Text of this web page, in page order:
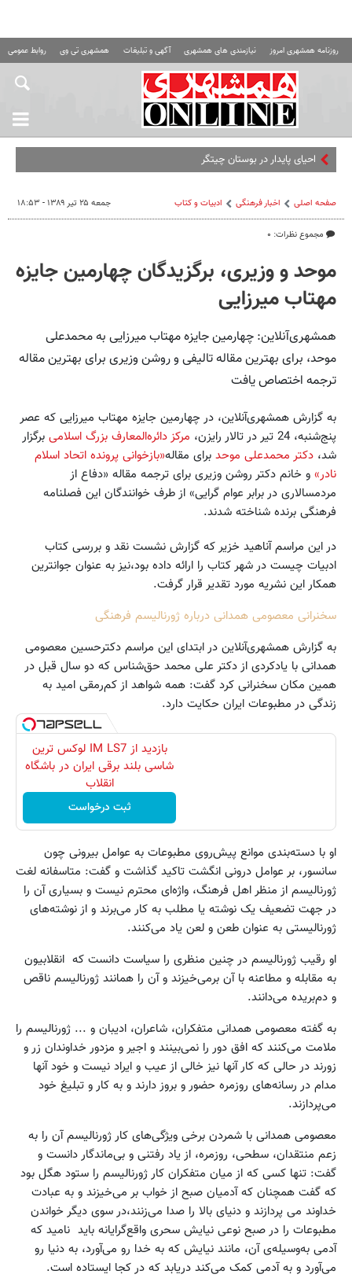
روزنامه همشهری امروز نیازمندی های همشهری آگهی و تبلیغات همشهری تی وی روابط عمومی
صفحه اصلی اخبار فرهنگی ادبیات و کتاب
مجموع نظرات: ۰
جمعه ۲۵ تیر ۱۳۸۹ - ۱۸:۵۳
موحد و وزیری، برگزیدگان چهارمین جایزه
مهتاب میرزایی
همشهری‌آنلاین: چهارمین جایزه مهتاب میرزایی به محمدعلی
موحد، برای بهترین مقاله تالیفی و روشن وزیری برای بهترین مقاله
ترجمه‌ اختصاص یافت
به گزارش همشهری‌آنلاین، در چهارمین جایزه مهتاب میرزایی که عصر
پنج‌شنبه، 24 تیر در تالار رایزن،
مرکز دائره‌المعارف بزرگ اسلامی برگزار
شد، دکتر محمدعلی موحد برای مقاله«بازخوانی پرونده اتحاد اسلام
نادر» و خانم دکتر روشن وزیری برای ترجمه مقاله «دفاع از
مردمسالاری در برابر عوام گرایی» از طرف خوانندگان این فصلنامه
فرهنگی برنده شناخته شدند.
در این مراسم آناهید خزیر که گزارش نشست نقد و بررسی کتاب
ادبیات چیست در شهر کتاب را ارائه داده بود،نیز به عنوان جوانترین
همکار این نشریه مورد تقدیر قرار گرفت.
سخنرانی معصومی همدانی درباره ژورنالیسم فرهنگی
به گزارش همشهری‌آنلاین در ابتدای این مراسم دکترحسین معصومی
همدانی با یادکردی از دکتر علی محمد حق‌شناس که دو سال قبل در
همین مکان سخنرانی کرد گفت: همه شواهد از کم‌رمقی امید به
زندگی در مطبوعات ایران حکایت دارد.
بازدید از IM LS7 لوکس ترین
شاسی بلند برقی ایران در باشگاه
انقلاب
ثبت درخواست
او با دسته‌بندی موانع پیش‌روی مطبوعات به عوامل بیرونی چون
سانسور، بر عوامل درونی انگشت تاکید گذاشت و گفت: متاسفانه لغت
ژورنالیسم از منظر اهل فرهنگ،‌ واژه‌ای محترم نیست و بسیاری آن را
در جهت تضعیف یک نوشته یا مطلب به کار می‌برند و از نوشته‌های
ژورنالیستی به عنوان طعن و لعن یاد می‌کنند.
او رقیب ژورنالیسم در چنین منظری را سیاست دانست که انقلابیون
به مقابله و مطاعنه با آن برمی‌خیزند و آن را همانند ژورنالیسم ناقص
و دم‌بریده می‌دانند.
به گفته معصومی همدانی متفکران، شاعران، ادیبان و ... ژورنالیسم را
ملامت می‌کنند که افق دور را نمی‌بینند و اجیر و مزدور خداوندان زر و
زورند در حالی که کار آنها نیز خالی از عیب و ایراد نیست و خود آنها
مدام در رسانه‌های روزمره حضور و بروز دارند و به کار و تبلیغ خود
می‌پردازند.
معصومی همدانی با شمردن برخی ویژگی‌های کار ژورنالیسم آن را به
زعم منتقدان، سطحی، روزمره، از یاد رفتنی و بی‌ماندگار دانست و
گفت: تنها کسی که از میان متفکران کار ژورنالیسم را ستود هگل بود
که گفت همچنان که آدمیان صبح از خواب بر می‌خیزند و به عبادت
خداوند می پردازند و دنیای بالا را صدا می‌زنند،‌در سوی دیگر خواندن
مطبوعات را در صبح نوعی نیایش سحری واقع‌گرایانه باید نامید که
آدمی به‌وسیله‌ی آن، مانند نیایش که به خدا رو می‌آورد، به دنیا رو
می‌آورد و به آدمی کمک می‌کند دریابد که در کجا ایستاده است.